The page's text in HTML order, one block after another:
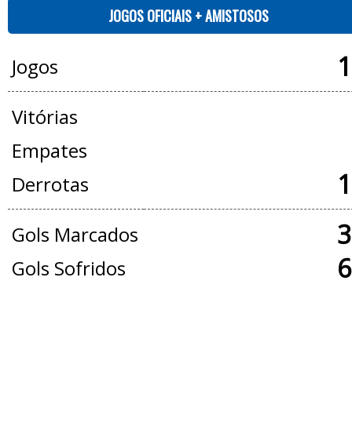
JOGOS OFICIAIS + AMISTOSOS
Jogos
Vitórias
Empates
Derrotas
Gols Marcados
Gols Sofridos